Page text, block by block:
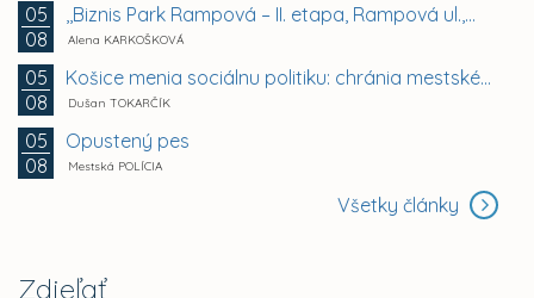
05
08
,,Biznis Park Rampová – II. etapa, Rampová ul.,...
Alena KARKOŠKOVÁ
05
08
Košice menia sociálnu politiku: chránia mestské byty...
Dušan TOKARČÍK
05
08
Opustený pes
Mestská POLÍCIA
Všetky články
Zdieľať